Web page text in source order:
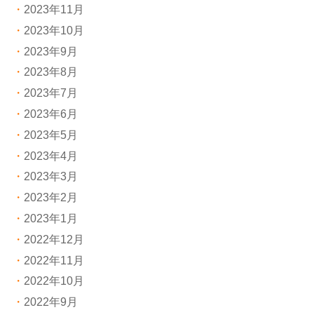
2023年11月
2023年10月
2023年9月
2023年8月
2023年7月
2023年6月
2023年5月
2023年4月
2023年3月
2023年2月
2023年1月
2022年12月
2022年11月
2022年10月
2022年9月